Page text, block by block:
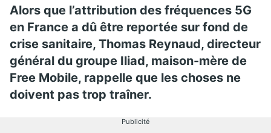
Alors que l’attribution des fréquences 5G
en France a dû être reportée sur fond de
crise sanitaire, Thomas Reynaud, directeur
général du groupe Iliad, maison-mère de
Free Mobile, rappelle que les choses ne
doivent pas trop traîner.
Publicité